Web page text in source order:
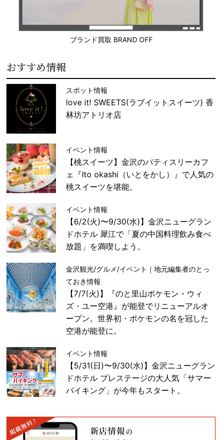
ブランド買取 BRAND OFF
おすすめ情報
スポット情報
love it! SWEETS(ラブイットスイーツ) 香
林坊アトリオ店
イベント情報
【桃スイーツ】金沢のパティスリーカフ
ェ『Ito okashi（いとをかし）』で人気の
桃スイーツを堪能。
イベント情報
【6/2(火)〜9/30(水)】金沢ニューグラン
ドホテル 犀江で「夏の中国料理飲み食べ
放題」を満喫しよう。
金沢観光/グルメ/イベント｜地元編集者のとっ
ておき情報
【7/7(火)】『のと里山ポケモン・ウィ
ズ・ユー空港』が能登でリニューアルオ
ープン。世界初・ポケモンの名を冠した
空港が能登に。
イベント情報
【5/31(日)〜9/30(水)】金沢ニューグラン
ドホテル プレステージの大人気「サマー
バイキング」が今年もスタート。